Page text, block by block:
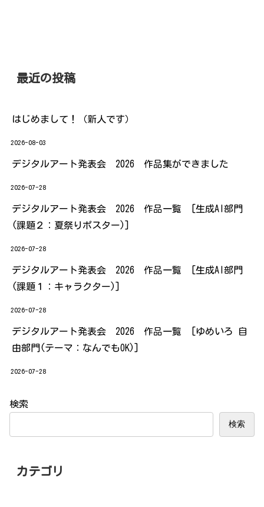
最近の投稿
はじめまして！（新人です）
2026-08-03
デジタルアート発表会 2026 作品集ができました
2026-07-28
デジタルアート発表会 2026 作品一覧 [生成AI部門
(課題２：夏祭りポスター)]
2026-07-28
デジタルアート発表会 2026 作品一覧 [生成AI部門
(課題１：キャラクター)]
2026-07-28
デジタルアート発表会 2026 作品一覧 [ゆめいろ 自
由部門(テーマ：なんでもOK)]
2026-07-28
検索
検索
カテゴリ